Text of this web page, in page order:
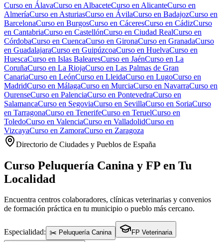
Curso en ÁlavaCurso en AlbaceteCurso en AlicanteCurso en
AlmeríaCurso en AsturiasCurso en ÁvilaCurso en BadajozCurso en
BarcelonaCurso en BurgosCurso en CáceresCurso en CádizCurso
en CantabriaCurso en CastellónCurso en Ciudad RealCurso en
CórdobaCurso en CuencaCurso en GironaCurso en GranadaCurso
en GuadalajaraCurso en GuipúzcoaCurso en HuelvaCurso en
HuescaCurso en Islas BalearesCurso en JaénCurso en La
CoruñaCurso en La RiojaCurso en Las Palmas de Gran
CanariaCurso en LeónCurso en LleidaCurso en LugoCurso en
MadridCurso en MálagaCurso en MurciaCurso en NavarraCurso en
OurenseCurso en PalenciaCurso en PontevedraCurso en
SalamancaCurso en SegoviaCurso en SevillaCurso en SoriaCurso
en TarragonaCurso en TenerifeCurso en TeruelCurso en
ToledoCurso en ValenciaCurso en ValladolidCurso en
VizcayaCurso en ZamoraCurso en Zaragoza
Directorio de Ciudades y Pueblos de España
Curso Peluquería Canina y FP en Tu
Localidad
Encuentra centros colaboradores, clínicas veterinarias y convenios
de formación práctica en tu municipio o pueblo más cercano.
Especialidad: ✂️ Peluquería Canina
FP Veterinaria